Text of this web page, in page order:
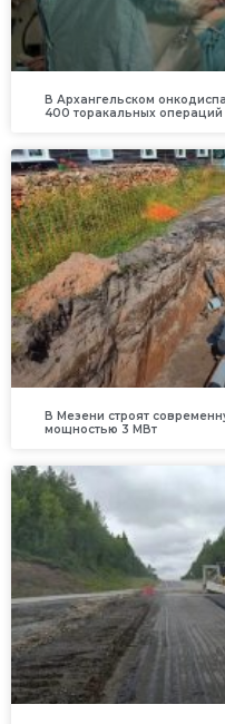
В Архангельском
400 торакальных операций
В Мезени строят
мощностью 3 МВт